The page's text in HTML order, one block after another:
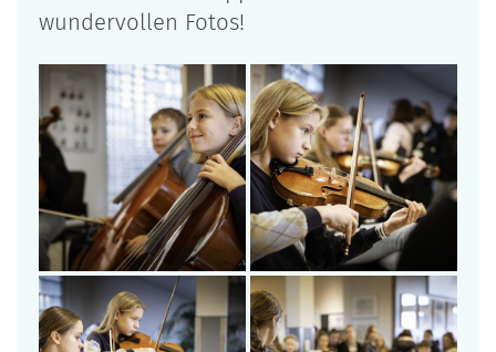
wundervollen Fotos!